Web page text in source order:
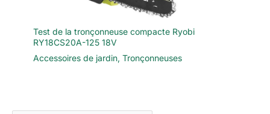
Test de la tronçonneuse compacte Ryobi
RY18CS20A-125 18V
Accessoires de jardin, Tronçonneuses